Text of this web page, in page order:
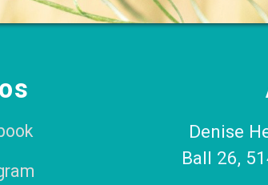
Denise
Ball 26,